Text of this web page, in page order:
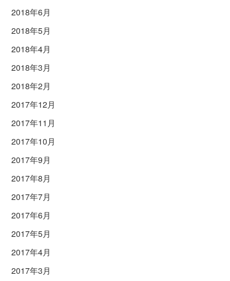
2018年6月
2018年5月
2018年4月
2018年3月
2018年2月
2017年12月
2017年11月
2017年10月
2017年9月
2017年8月
2017年7月
2017年6月
2017年5月
2017年4月
2017年3月